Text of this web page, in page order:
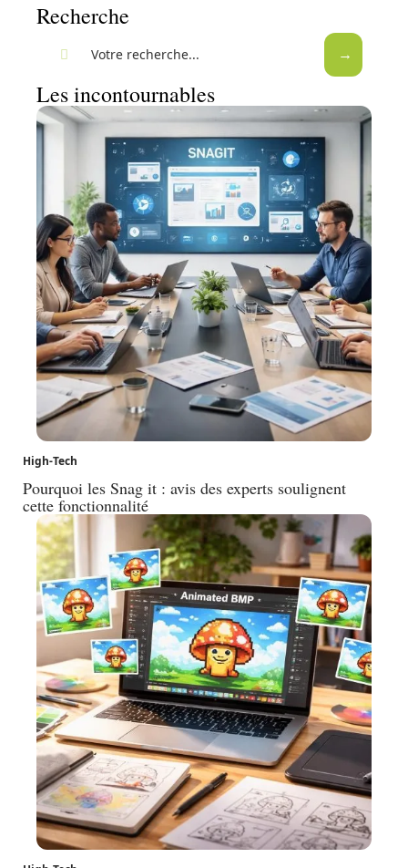
Recherche
Les incontournables
High-Tech
Pourquoi les Snag it : avis des experts soulignent
cette fonctionnalité